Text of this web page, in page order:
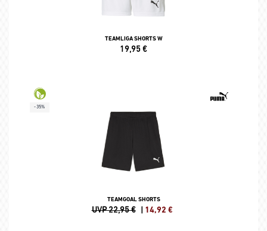
TEAMLIGA SHORTS W
19,95€
-35%
TEAMGOAL SHORTS
UVP 22,95 € | 14,92 €